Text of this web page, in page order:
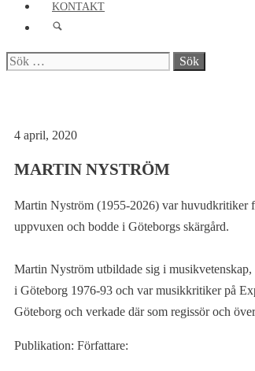
KONTAKT
Sök
4 april, 2020
MARTIN NYSTRÖM
Martin Nyström (1955-2026) var huvudkritiker
uppvuxen och bodde i Göteborgs skärgård.
Martin Nyström utbildade sig i
i Göteborg 1976-93 och var musikkritiker på
Göteborg och verkade där som regissör och
Publikation: Författare: